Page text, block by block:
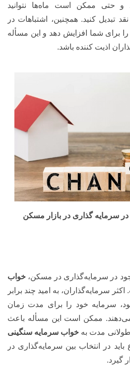
حتی ممکن است ماه‌ها نتوانید
تبدیل کنید. همچنین، اشتباهات در
برای شما افزایش دهد و این مسأله
اذیت کننده باشد.
سرمایه گذاری در بازار مسکن
در سرمایه‌گذاری در مسکن، خواب
سرمایه‌گذاران، به امید چند برابر
سرمایه خود را برای مدت زمان
ممکن است این مسأله باعث
مدت به خواب سرمایه سنگینی
در انتخاب بین سرمایه‌گذاری در
گیرد.